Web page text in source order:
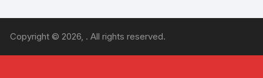
Copyright © 2026, . All rights reserved.